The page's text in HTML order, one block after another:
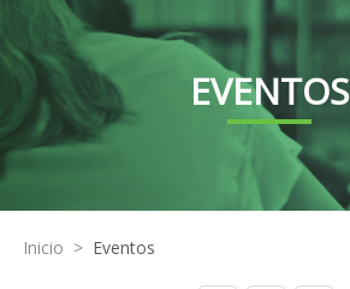
EVENTOS
Inicio > Eventos